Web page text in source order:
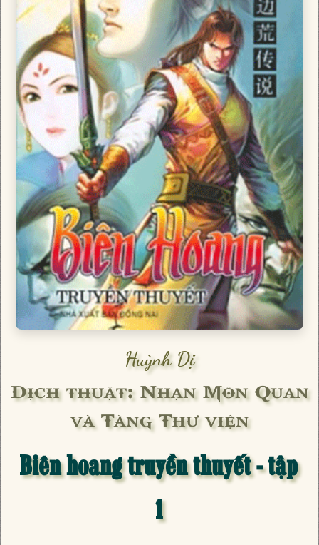
Huỳnh Dị
Dịch thuật: Nhạn Môn Quan
và Tàng Thư viện
Biên hoang truyền thuyết - tập
1